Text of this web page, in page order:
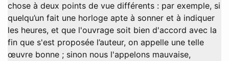
chose à deux points de vue différents : par exemple, si
quelqu’un fait une horloge apte à sonner et à indiquer
les heures, et que l'ouvrage soit bien d'accord avec la
fin que s'est proposée l’auteur, on appelle une telle
œuvre bonne ; sinon nous l'appelons mauvaise,